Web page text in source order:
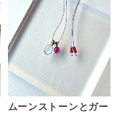
ムーンストーンとガー